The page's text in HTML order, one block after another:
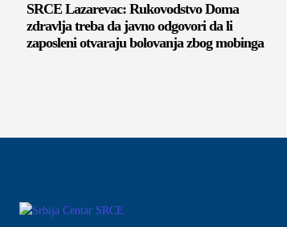
SRCE Lazarevac: Rukovodstvo Doma
zdravlja treba da javno odgovori da li
zaposleni otvaraju bolovanja zbog mobinga